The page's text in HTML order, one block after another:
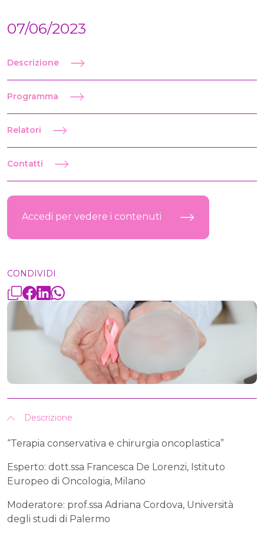
07/06/2023
Descrizione
Programma
Relatori
Contatti
Accedi per vedere i contenuti
CONDIVIDI
Descrizione
“Terapia conservativa e chirurgia oncoplastica”
Esperto: dott.ssa Francesca De Lorenzi, Istituto
Europeo di Oncologia, Milano
Moderatore: prof.ssa Adriana Cordova, Università
degli studi di Palermo